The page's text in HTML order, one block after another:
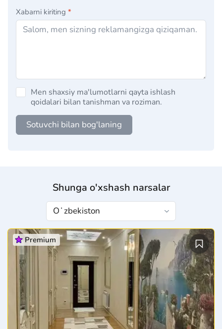
Xabarni kiriting *
Men shaxsiy ma'lumotlarni qayta ishlash
qoidalari bilan tanishman va roziman.
Sotuvchi bilan bog'laning
Shunga o'xshash narsalar
Premium